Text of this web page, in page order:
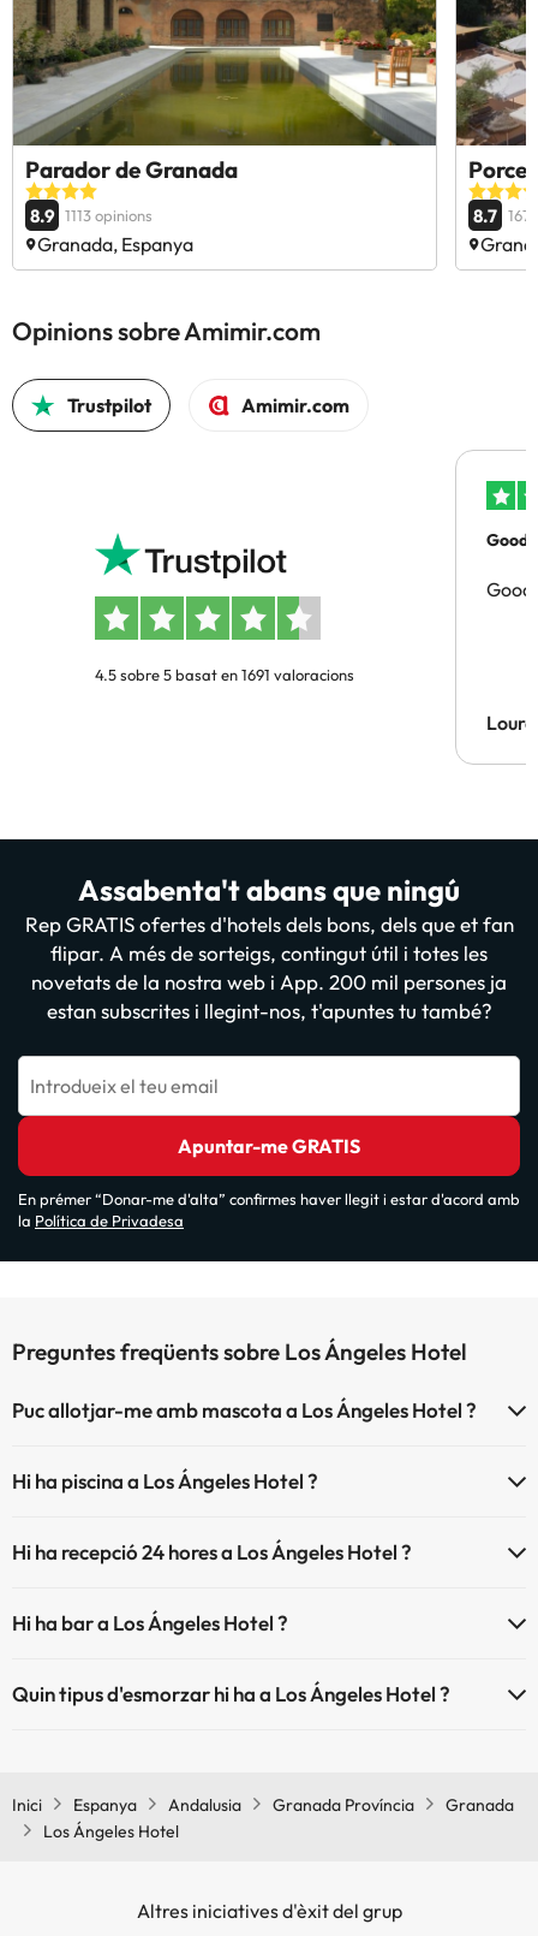
Parador de Granada
8.9 1113 opinions
Granada, Espanya
8.7 167
Opinions sobre Amimir.com
Trustpilot Amimir.com
4.5 sobre 5 basat en 1691 valoracions
Good
Good
Assabenta't abans que ningú
Rep GRATIS ofertes d'hotels dels bons, dels que et fan
flipar. A més de sorteigs, contingut útil i totes les
novetats de la nostra web i App. 200 mil persones ja
estan subscrites i llegint-nos, t'apuntes tu també?
Introdueix el teu email
Apuntar-me GRATIS
En prémer “Donar-me d'alta” confirmes haver llegit i estar d'acord amb
la Política de Privadesa
Preguntes freqüents sobre Los Ángeles Hotel
Puc allotjar-me amb mascota a Los Ángeles Hotel ?
Hi ha piscina a Los Ángeles Hotel ?
Aquí tens més info sobre la piscina i altres instal·lacions.
Hi ha recepció 24 hores a Los Ángeles Hotel ?
Hi ha bar a Los Ángeles Hotel ?
Quin tipus d'esmorzar hi ha a Los Ángeles Hotel ?
Inici
Espanya Andalusia Granada Província
Granada
Los Ángeles Hotel
Altres iniciatives d'èxit del grup